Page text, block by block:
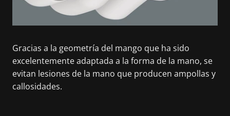
Gracias a la geometría del mango que ha sido
excelentemente adaptada a la forma de la mano, se
evitan lesiones de la mano que producen ampollas y
callosidades.